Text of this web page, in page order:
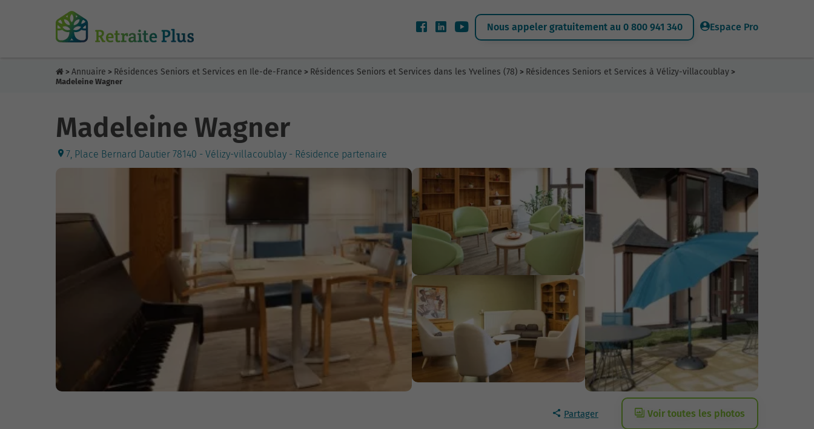
Nous appeler gratuitement au 0 800 941 340 Espace Pro
> Annuaire > Résidences Seniors et Services en Ile-de-France > Résidences Seniors et Services dans les Yvelines (78) > Résidences Seniors et Services à Vélizy-villacoublay >
Madeleine Wagner
Madeleine Wagner
7, Place Bernard Dautier 78140 - Vélizy-villacoublay - Résidence partenaire
Partager Voir toutes les photos